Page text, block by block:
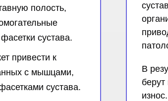
полость,
сустава.
привести к
с мышцами,
сустава.
В
износ.